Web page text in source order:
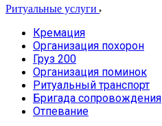
Ритуальные услуги
Кремация
Организация похорон
Груз 200
Организация поминок
Ритуальный транспорт
Бригада сопровождения
Отпевание